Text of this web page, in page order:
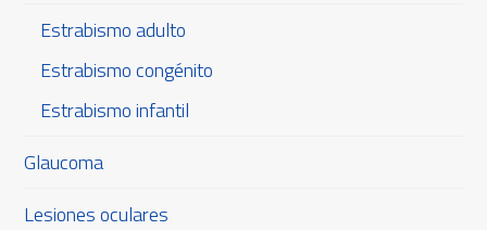
Estrabismo adulto
Estrabismo congénito
Estrabismo infantil
Glaucoma
Lesiones oculares